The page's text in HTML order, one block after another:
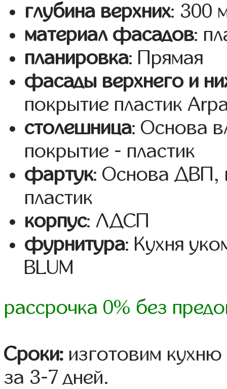
глубина верхних: 300
материал фасадов:
планировка: Прямая
фасады верхнего и
покрытие пластик
столешница: Основа
покрытие - пластик
фартук: Основа ДВП,
пластик
корпус: ЛДСП
фурнитура: Кухня
BLUM
рассрочка 0% без
Сроки: изготовим
за 3-7 дней.